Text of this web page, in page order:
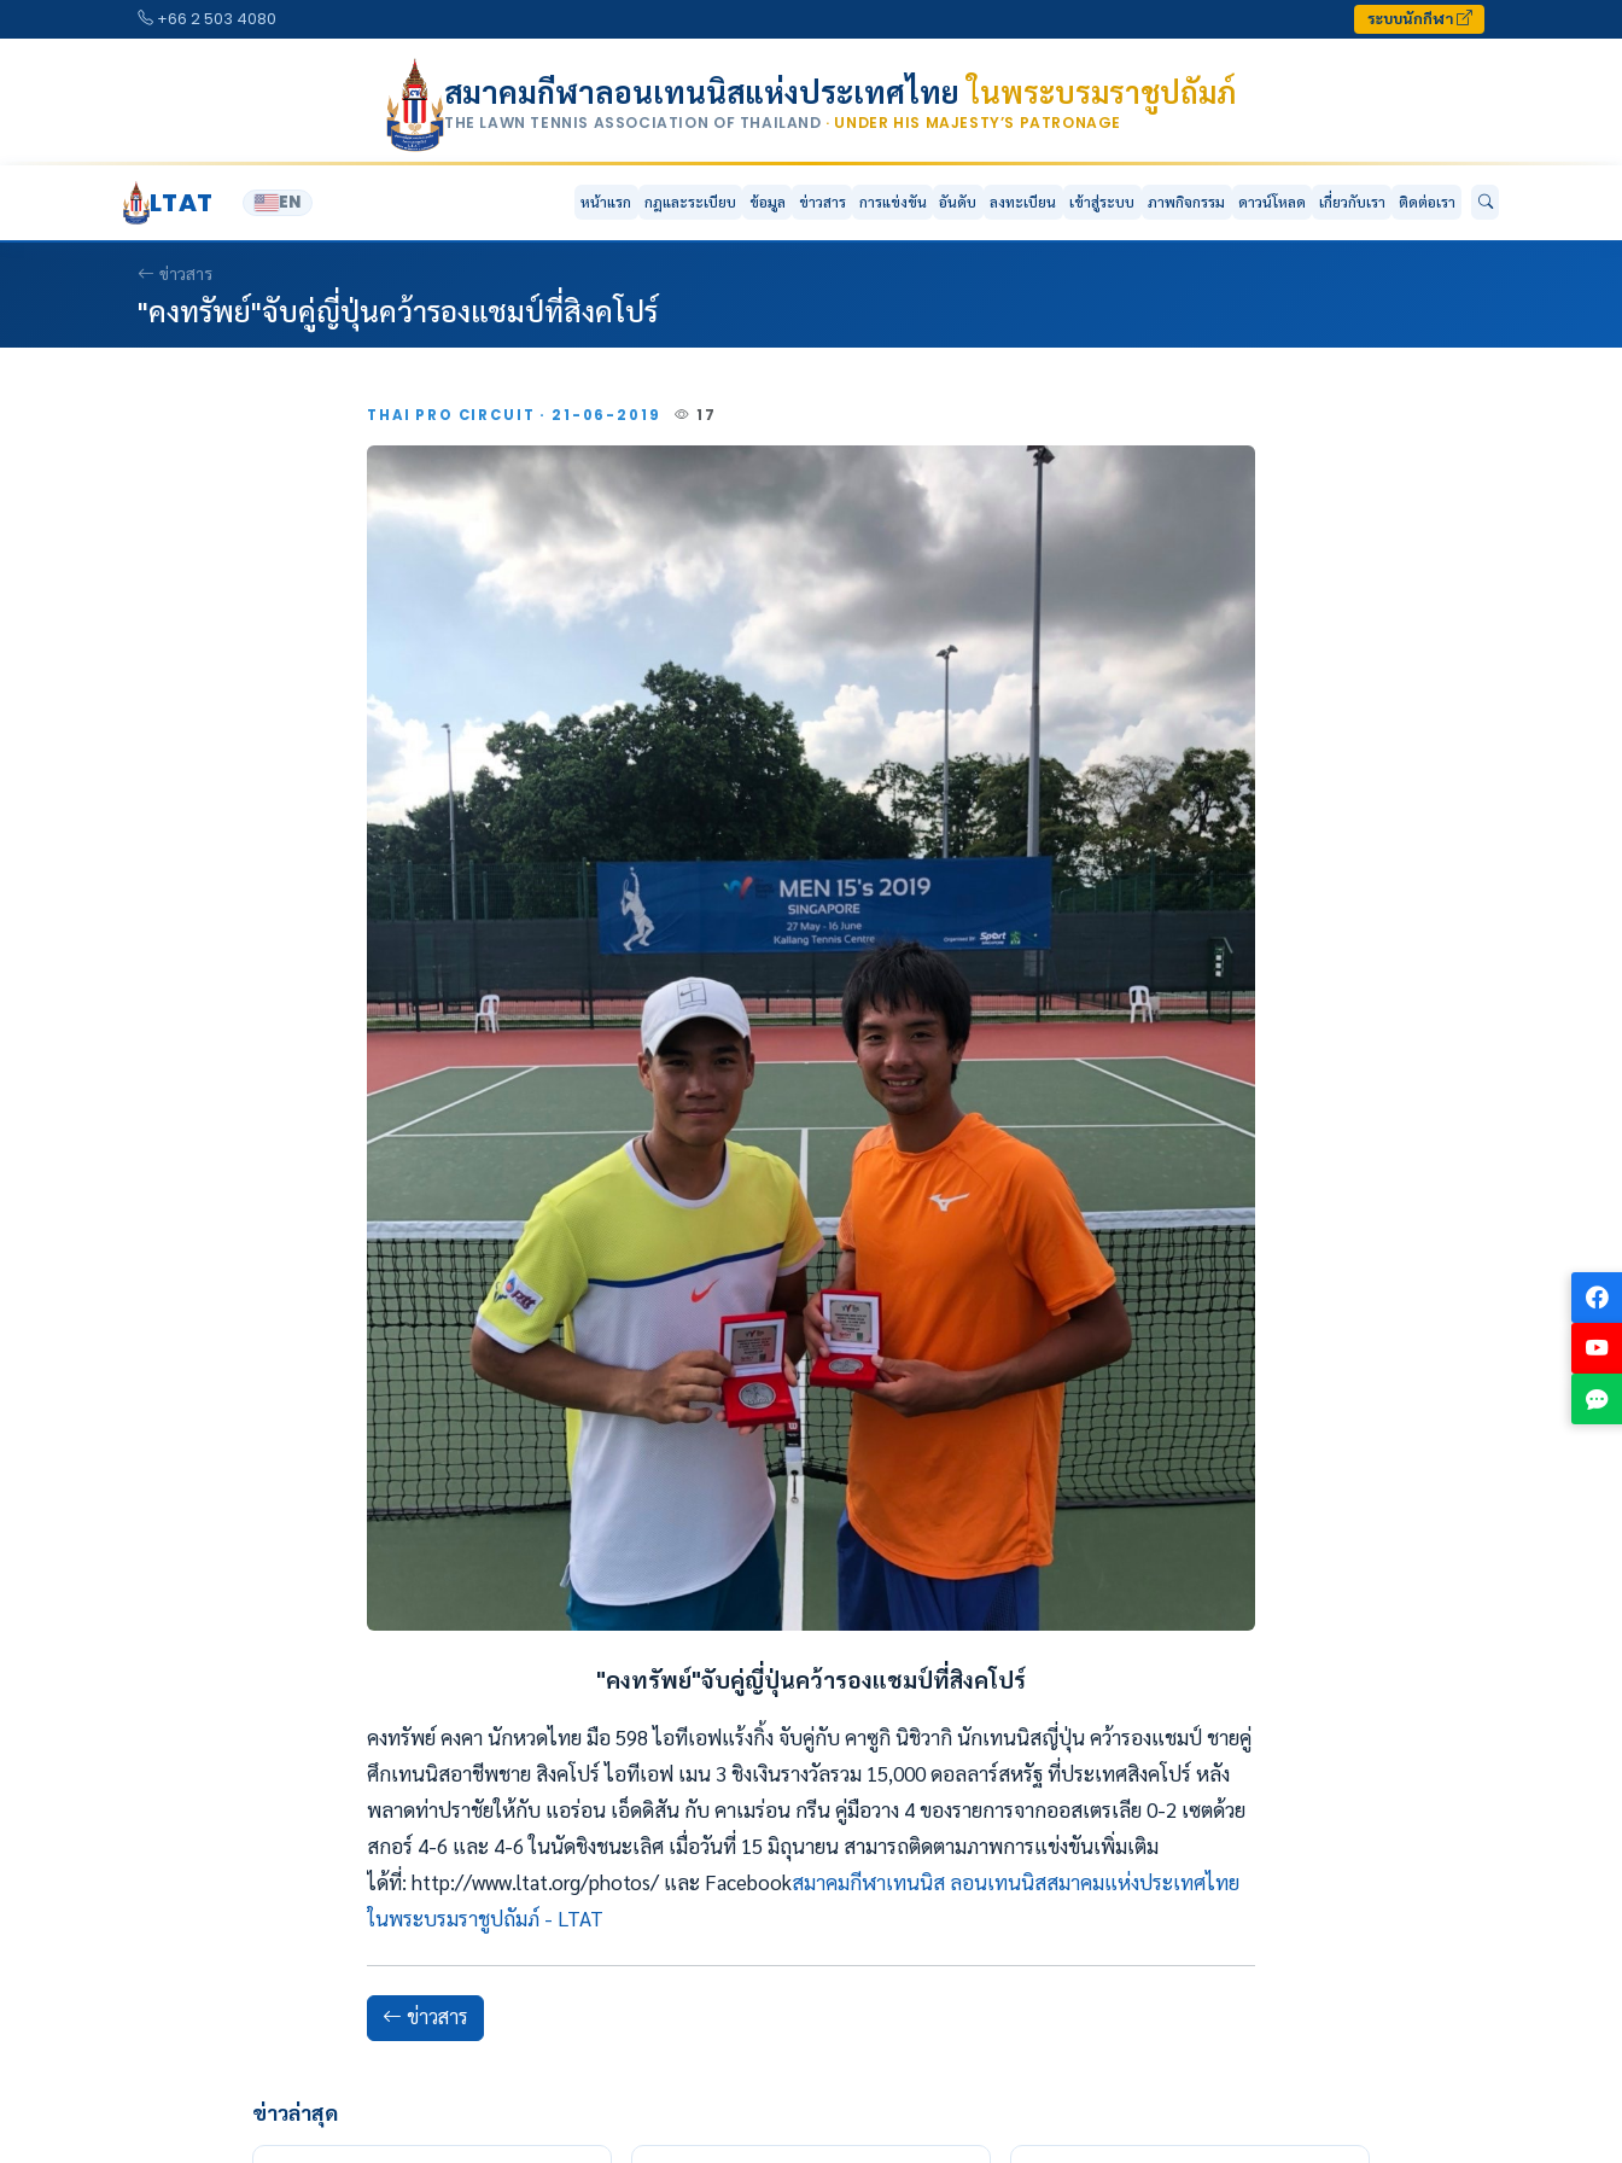
+66 2 503 4080 ระบบนักกีฬา
สมาคมกีฬาลอนเทนนิสแห่งประเทศไทยในพระบรมราชูปถัมภ์
THE LAWN TENNIS ASSOCIATION OF THAILAND · UNDER HIS MAJESTY’S PATRONAGE
LTAT EN หน้าแรก กฎและระเบียบ ข้อมูล ข่าวสาร การแข่งขัน อันดับ ลงทะเบียน เข้าสู่ระบบ ภาพกิจกรรม ดาวน์โหลด เกี่ยวกับเรา ติดต่อเรา
ข่าวสาร
"คงทรัพย์"จับคู่ญี่ปุ่นคว้ารองแชมป์ที่สิงคโปร์
THAI PRO CIRCUIT · 21-06-2019 17
"คงทรัพย์"จับคู่ญี่ปุ่นคว้ารองแชมป์ที่สิงคโปร์
คงทรัพย์ คงคา นักหวดไทย มือ 598 ไอทีเอฟแร้งกิ้ง จับคู่กับ คาซูกิ นิชิวากิ นักเทนนิสญี่ปุ่น คว้ารองแชมป์ ชายคู่
ศึกเทนนิสอาชีพชาย สิงคโปร์ ไอทีเอฟ เมน 3 ชิงเงินรางวัลรวม 15,000 ดอลลาร์สหรัฐ ที่ประเทศสิงคโปร์ หลัง
พลาดท่าปราชัยให้กับ แอร่อน เอ็ดดิสัน กับ คาเมร่อน กรีน คู่มือวาง 4 ของรายการจากออสเตรเลีย 0-2 เซตด้วย
สกอร์ 4-6 และ 4-6 ในนัดชิงชนะเลิศ เมื่อวันที่ 15 มิถุนายน สามารถติดตามภาพการแข่งขันเพิ่มเติม
ได้ที่: http://www.ltat.org/photos/ และ Facebookสมาคมกีฬาเทนนิส ลอนเทนนิสสมาคมแห่งประเทศไทย
ในพระบรมราชูปถัมภ์ - LTAT
ข่าวสาร
ข่าวล่าสุด